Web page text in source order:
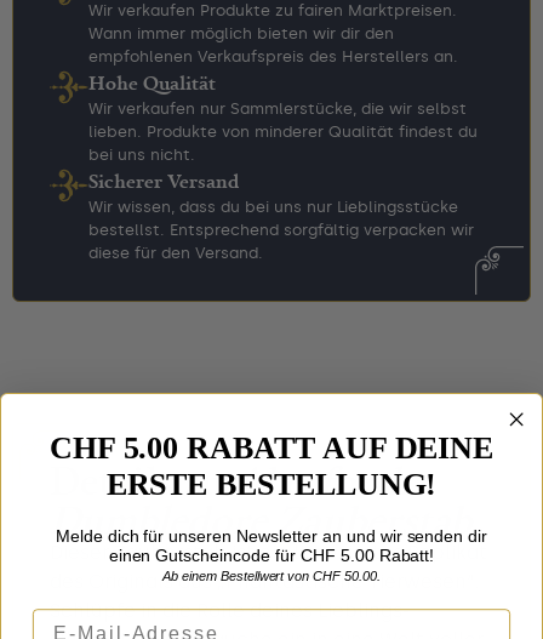
Wir verkaufen Produkte zu fairen Marktpreisen.
Wann immer möglich bieten wir dir den
empfohlenen Verkaufspreis des Herstellers an.
Hohe Qualität
Wir verkaufen nur Sammlerstücke, die wir selbst
lieben. Produkte von minderer Qualität findest du
bei uns nicht.
Sicherer Versand
Wir wissen, dass du bei uns nur Lieblingsstücke
bestellst. Entsprechend sorgfältig verpacken wir
diese für den Versand.
Details zuAberforth
Dumbledore Zauberstab
Dieser Zauberstab ist ein lizenziertes Replikat
des Originals aus „Phantastische Tierwesen“.
Schlüpfe in die Rolle deines Lieblings-
CHF 5.00 RABATT AUF DEINE
ERSTE BESTELLUNG!
Melde dich für unseren Newsletter an und wir senden dir
einen Gutscheincode für CHF 5.00 Rabatt!
Ab einem Bestellwert von CHF 50.00.
E-Mail-Adresse